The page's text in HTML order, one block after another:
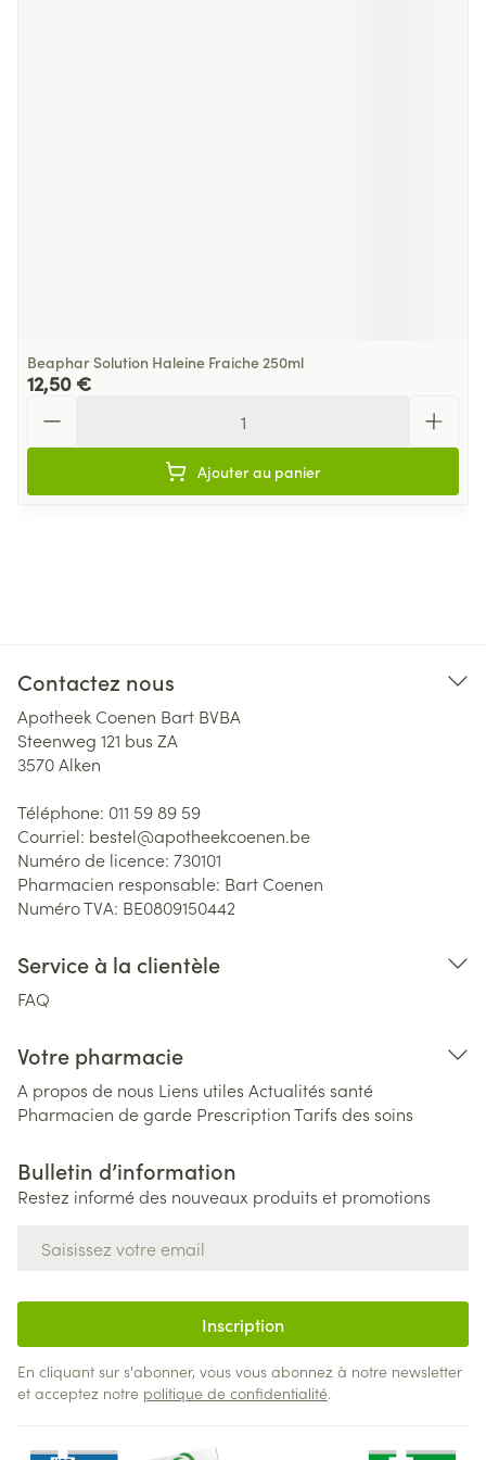
Beaphar Solution Haleine Fraiche 250ml
12,50 €
Ajouter au panier
Contactez nous
Apotheek Coenen Bart BVBA
Steenweg 121 bus ZA
3570Alken
Téléphone: 011 59 89 59
Courriel: bestel@apotheekcoenen.be
Numéro de licence: 730101
Pharmacien responsable: Bart Coenen
Numéro TVA: BE0809150442
Service à la clientèle
FAQ
Votre pharmacie
A propos de nous Liens utiles Actualités santé
Pharmacien de garde PrescriptionTarifs des soins
Bulletin d’information
Restez informé des nouveaux produits et promotions
Inscription
En cliquant sur s'abonner, vous vous abonnez à notre newsletter
et acceptez notre politique de confidentialité.